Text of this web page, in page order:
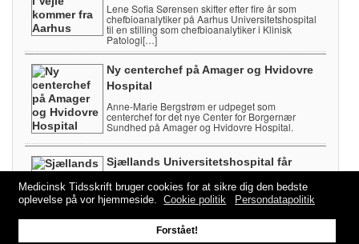
Medicinsk Tidsskrift bruger cookies for at sikre dig den bedste
oplevelse på vor hjemmeside.
Cookie politik Persondatapolitik
Forstået!
Lene Sofia Sørensen skifter efter fire år som
chefbioanalytiker på Aarhus Universitetshospital
til en stilling som chefbioanalytiker i Klinisk
Patologi[…]
Ny centerchef på Amager og Hvidovre
Hospital
Anne-Marie Bergstrøm er udpeget som
centerchef for det nye Center for Borgernær
Sundhed på Amager og Hvidovre Hospital.
Sjællands Universitetshospital får
Julie Gehl tiltrådte 1. august som
lærestolsprofessor i klinisk onkologi ved Institut
for Klinisk Medicin på Københavns Universitet.